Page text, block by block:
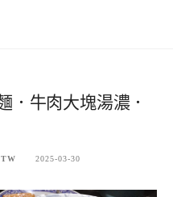
．牛肉大塊湯濃．
2025-03-30